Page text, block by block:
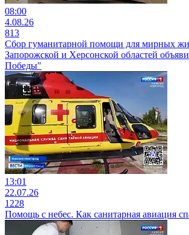
08:00
4.08.26
813
Сбор гуманитарной помощи для мирных
Запорожской и Херсонской областей
Победы"
13:01
22.07.26
1228
Помощь с небес. Как санитарная авиация